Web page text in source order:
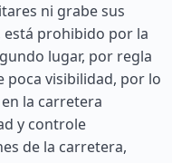
ni grabe sus
está prohibido por la
lugar, por regla
poca visibilidad, por lo
la carretera
y controle
de la carretera,